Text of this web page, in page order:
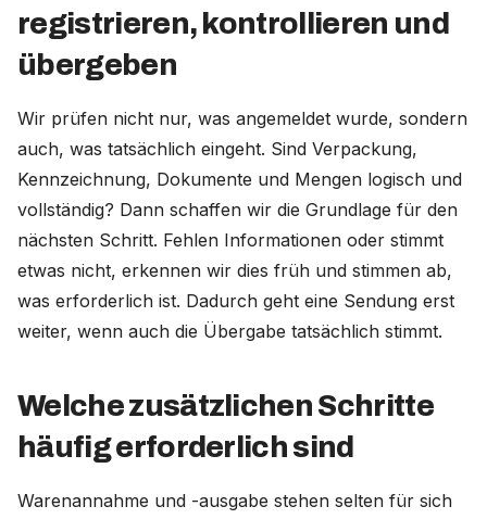
registrieren, kontrollieren und
übergeben
Wir prüfen nicht nur, was angemeldet wurde, sondern
auch, was tatsächlich eingeht. Sind Verpackung,
Kennzeichnung, Dokumente und Mengen logisch und
vollständig? Dann schaffen wir die Grundlage für den
nächsten Schritt. Fehlen Informationen oder stimmt
etwas nicht, erkennen wir dies früh und stimmen ab,
was erforderlich ist. Dadurch geht eine Sendung erst
weiter, wenn auch die Übergabe tatsächlich stimmt.
Welche zusätzlichen Schritte
häufig erforderlich sind
Warenannahme und -ausgabe stehen selten für sich